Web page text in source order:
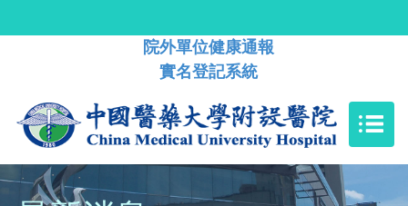
院外單位健康通報
實名登記系統